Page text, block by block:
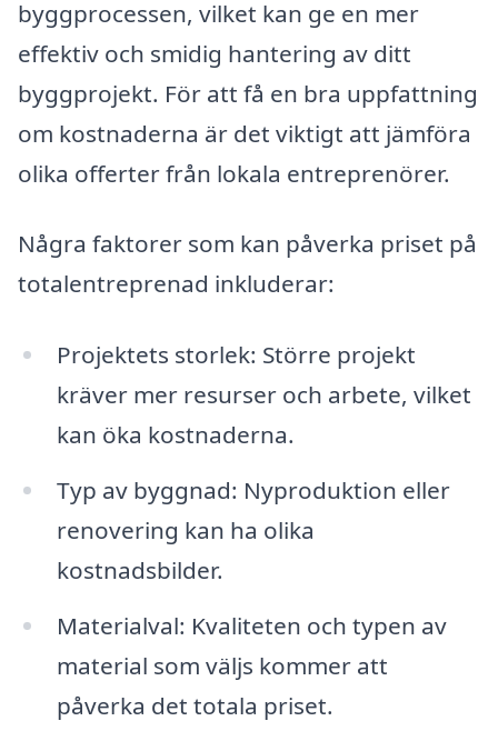
byggprocessen, vilket kan ge en mer
effektiv och smidig hantering av ditt
byggprojekt. För att få en bra uppfattning
om kostnaderna är det viktigt att jämföra
olika offerter från lokala entreprenörer.
Några faktorer som kan påverka priset på
totalentreprenad inkluderar:
Projektets storlek: Större projekt
kräver mer resurser och arbete, vilket
kan öka kostnaderna.
Typ av byggnad: Nyproduktion eller
renovering kan ha olika
kostnadsbilder.
Materialval: Kvaliteten och typen av
material som väljs kommer att
påverka det totala priset.